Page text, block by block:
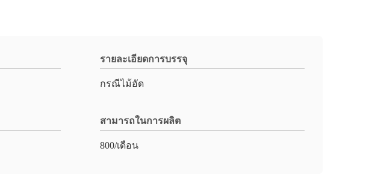
รายละเอียดการบรรจุ
กรณีไม้อัด
สามารถในการผลิต
800/เดือน